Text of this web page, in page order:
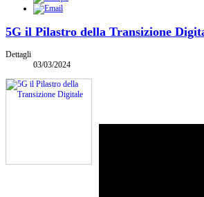
5G il Pilastro della Transizione
Dettagli
03/03/2024